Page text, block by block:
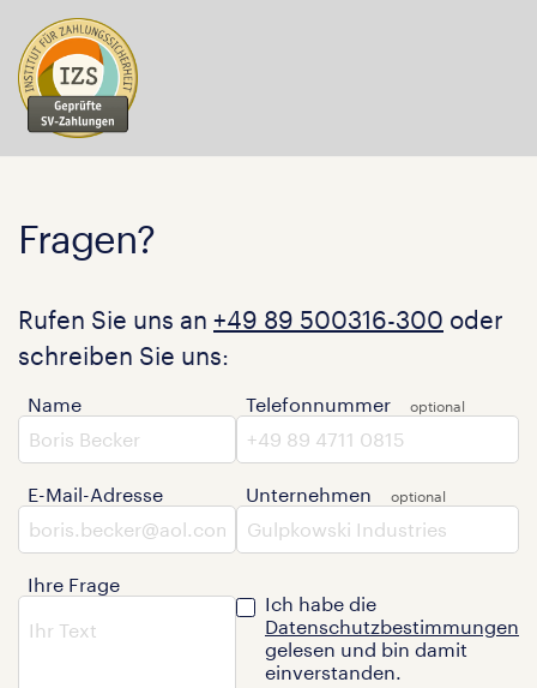
Fragen?
Rufen Sie uns an +49 89 500316-300 oder
schreiben Sie uns:
Name
E-Mail-Adresse
Ihre Frage
Telefonnummer
Unternehmen
Ich habe die
Datenschutzbestimmungen
gelesen und bin damit
einverstanden.